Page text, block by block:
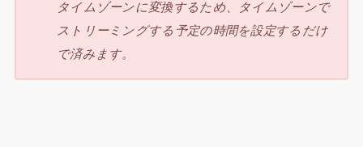
タイムゾーンに変換するため、タイムゾーンで
ストリーミングする予定の時間を設定するだけ
で済みます。